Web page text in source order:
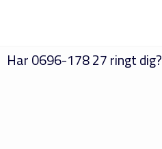
Har0696-178 27ringt dig?